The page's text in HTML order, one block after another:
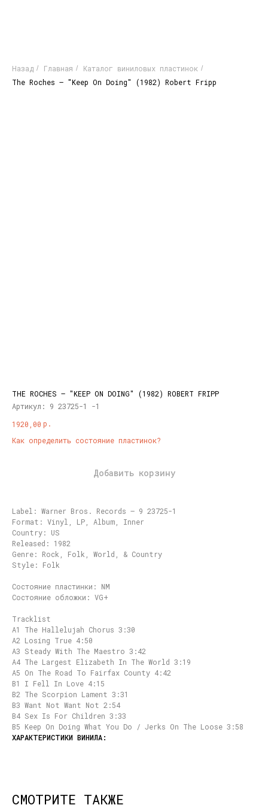
Назад / Главная / Каталог виниловых пластинок /
The Roches – "Keep On Doing" (1982) Robert Fripp
THE ROCHES – "KEEP ON DOING" (1982) ROBERT FRIPP
Артикул: 9 23725-1 -1
1920,00 р.
Как определить состояние пластинок?
Добавить корзину
Label: Warner Bros. Records – 9 23725-1
Format: Vinyl, LP, Album, Inner
Country: US
Released: 1982
Genre: Rock, Folk, World, & Country
Style: Folk
Состояние пластинки: NM
Состояние обложки: VG+
Tracklist
A1 The Hallelujah Chorus 3:30
A2 Losing True 4:50
A3 Steady With The Maestro 3:42
A4 The Largest Elizabeth In The World 3:19
A5 On The Road To Fairfax County 4:42
B1 I Fell In Love 4:15
B2 The Scorpion Lament 3:31
B3 Want Not Want Not 2:54
B4 Sex Is For Children 3:33
B5 Keep On Doing What You Do / Jerks On The Loose 3:58
СМОТРИТЕ ТАКЖЕ